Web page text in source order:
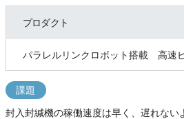
プロダクト
パラレルリンクロボット搭載 高速
課題
封入封緘機の稼働速度は早く、遅れない